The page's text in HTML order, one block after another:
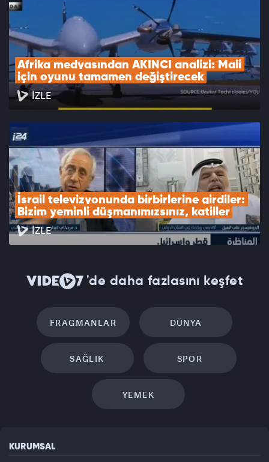
Afrika medyasından AKINCI analizi: Mali
için oyunu tamamen değiştirecek
İZLE
İsrail televizyonunda birbirlerine girdiler:
Bizim yeminli düşmanımızsınız, katiller
İZLE
'de daha fazlasını keşfet
FRAGMANLAR DÜNYA
SAĞLIK SPOR
YEMEK
KURUMSAL